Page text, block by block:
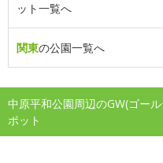
ット一覧へ
関東の公園一覧へ
中原平和公園周辺のGW(ゴー
ポット